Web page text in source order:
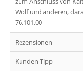
Wolf und anderen,
76.101.00
Rezensionen
Kunden-Tipp